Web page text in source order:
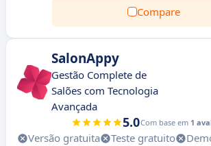
Compare
SalonAppy
Gestão Complete de
Salões com Tecnologia
Avançada
5.0Com base em 1
Versão gratuita Teste gratuito